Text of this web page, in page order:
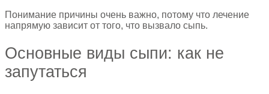
Понимание причины очень важно, потому что лечение
напрямую зависит от того, что вызвало сыпь.
Основные виды сыпи: как не
запутаться